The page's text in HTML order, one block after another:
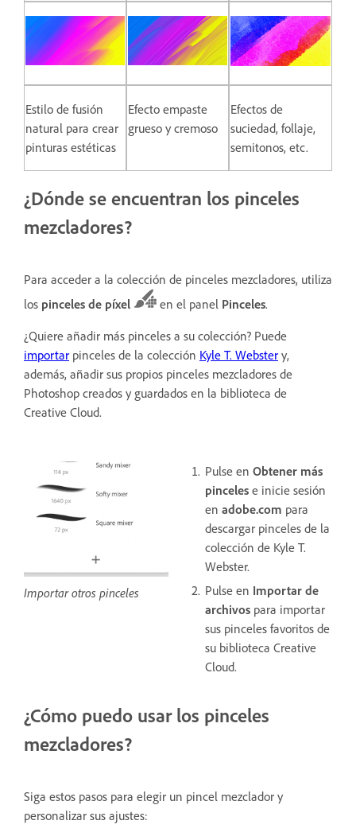
Estilo de fusión
natural para crear
pinturas estéticas
Efecto empaste
grueso y cremoso
Efectos de
suciedad, follaje,
semitonos, etc.
¿Dónde se encuentran los pinceles
mezcladores?
Para acceder a la colección de pinceles mezcladores, utiliza
los pinceles de píxel en el panel Pinceles.
¿Quiere añadir más pinceles a su colección? Puede
importar pinceles de la colección Kyle T. Webster y,
además, añadir sus propios pinceles mezcladores de
Photoshop creados y guardados en la biblioteca de
Creative Cloud.
Pulse en Obtener más
pinceles e inicie sesión
en adobe.com para
descargar pinceles de la
colección de Kyle T.
Webster.
Pulse en Importar de
archivos para importar
sus pinceles favoritos de
su biblioteca Creative
Cloud.
Importar otros pinceles
¿Cómo puedo usar los pinceles
mezcladores?
Siga estos pasos para elegir un pincel mezclador y
personalizar sus ajustes: